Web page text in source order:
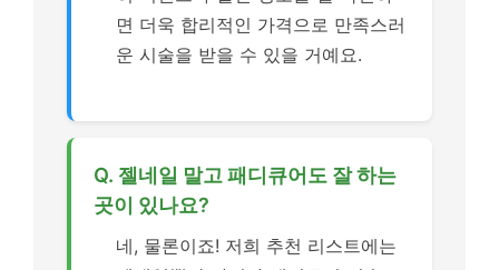
면 더욱 합리적인 가격으로 만족스러
운 시술을 받을 수 있을 거예요.
Q. 젤네일 말고 패디큐어도 잘 하는
곳이 있나요?
네, 물론이죠! 저희 추천 리스트에는